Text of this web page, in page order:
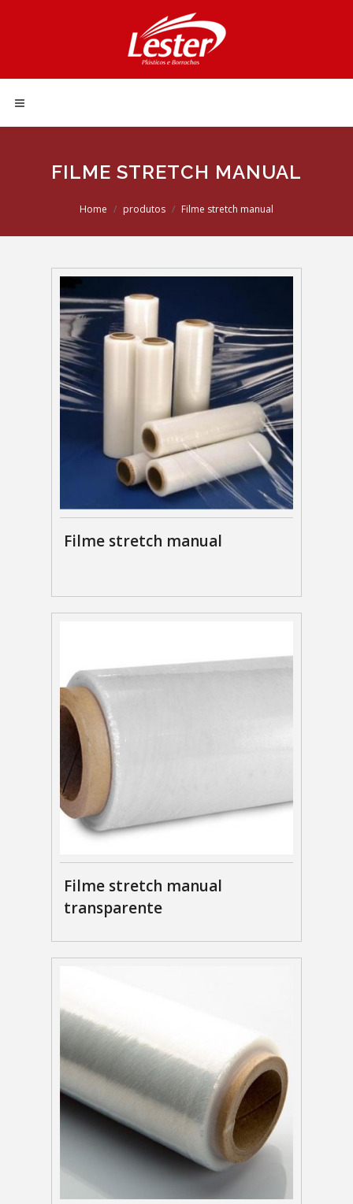
FILME STRETCH MANUAL
Home produtos Filme stretch manual
Filme stretch manual
Filme stretch manual
transparente